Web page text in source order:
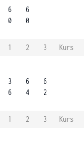
6
0
6
0
1 2 3
Kurs
3
6
6
4
6
2
1 2 3
Kurs